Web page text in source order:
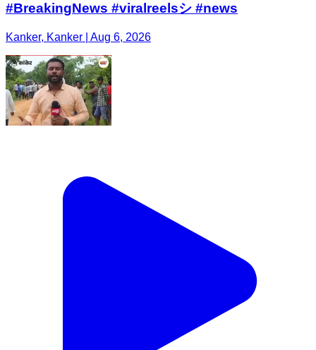
#BreakingNews #viralreelsシ #news
Kanker, Kanker | Aug 6, 2026